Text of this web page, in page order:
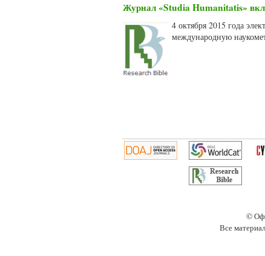
Журнал «Studia Humanitatis»
4 октября 2015 года
международную
©
Все